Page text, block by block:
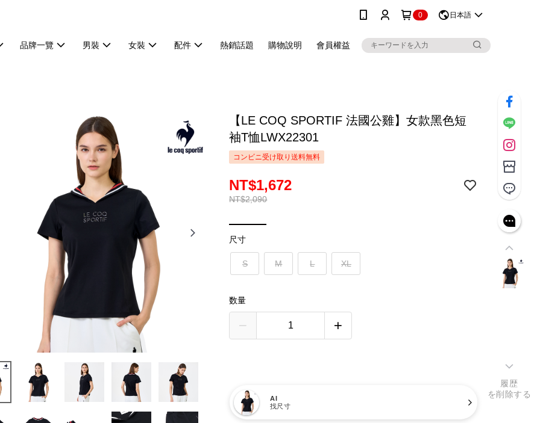
0 日本語
品牌一覽 男裝 女裝 配件 熱銷話題 購物說明 會員權益
【LE COQ SPORTIF 法國公雞】女款黑色短
袖T恤LWX22301
コンビニ受け取り送料無料
NT$2,090
NT$1,672
尺寸
S M L XL
数量
AI
找尺寸
履歴
を削除する